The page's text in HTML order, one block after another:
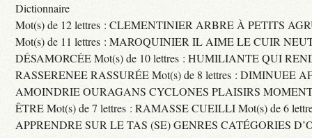
Dictionnaire
Mot(s) de 12 lettres : CLEMENTINIER ARBRE À PETITS
Mot(s) de 11 lettres : MAROQUINIER IL AIME LE CUIR
DÉSAMORCÉE Mot(s) de 10 lettres : HUMILIANTE QUI
RASSERENEE RASSURÉE Mot(s) de 8 lettres : DIMINUEE
AMOINDRIE OURAGANS CYCLONES PLAISIRS
ÊTRE Mot(s) de 7 lettres : RAMASSE CUEILLI Mot(s) de 6
APPRENDRE SUR LE TAS (SE) GENRES CATÉGORIES